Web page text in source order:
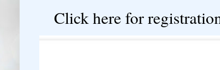
Click here for